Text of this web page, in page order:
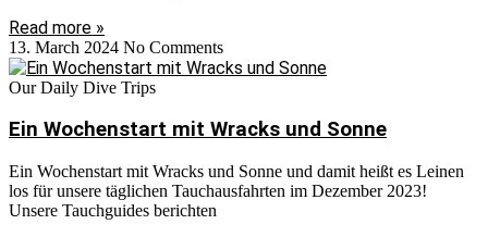
Read more »
13. March 2024 No Comments
Our Daily Dive Trips
Ein Wochenstart mit Wracks und Sonne
Ein Wochenstart mit Wracks und Sonne und damit heißt es Leinen
los für unsere täglichen Tauchausfahrten im Dezember 2023!
Unsere Tauchguides berichten